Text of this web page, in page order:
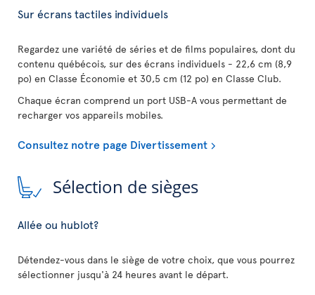
Sur écrans tactiles individuels
Regardez une variété de séries et de films populaires, dont du
contenu québécois, sur des écrans individuels - 22,6 cm (8,9
po) en Classe Économie et 30,5 cm (12 po) en Classe Club.
Chaque écran comprend un port USB-A vous permettant de
recharger vos appareils mobiles.
Consultez notre page Divertissement
Sélection de sièges
Allée ou hublot?
Détendez-vous dans le siège de votre choix, que vous pourrez
sélectionner jusqu'à 24 heures avant le départ.